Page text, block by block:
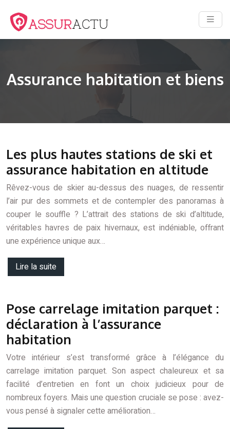
Assurance habitation et biens
Les plus hautes stations de ski et
assurance habitation en altitude
Rêvez-vous de skier au-dessus des nuages, de ressentir
l’air pur des sommets et de contempler des panoramas à
couper le souffle ? L’attrait des stations de ski d’altitude,
véritables havres de paix hivernaux, est indéniable, offrant
une expérience unique aux…
Lire la suite
Pose carrelage imitation parquet :
déclaration à l’assurance
habitation
Votre intérieur s’est transformé grâce à l’élégance du
carrelage imitation parquet. Son aspect chaleureux et sa
facilité d’entretien en font un choix judicieux pour de
nombreux foyers. Mais une question cruciale se pose : avez-
vous pensé à signaler cette amélioration…